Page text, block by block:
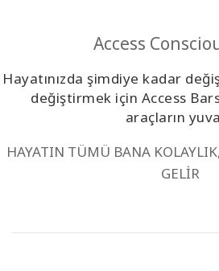
ARA
Access
Hayatınızda şimdiye kadar
değiştirmek için Access
araçların
HAYATIN TÜMÜ BANA
GELİR